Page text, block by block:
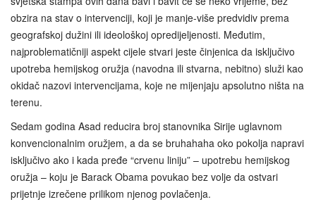
obzira na stav o intervenciji, koji je manje-više predvidiv prema
geografskoj dužini ili ideološkoj opredijeljenosti. Međutim,
najproblematičniji aspekt cijele stvari jeste činjenica da isključivo
upotreba hemijskog oružja (navodna ili stvarna, nebitno) služi kao
okidač nazovi intervencijama, koje ne mijenjaju apsolutno ništa na
terenu.
Sedam godina Asad reducira broj stanovnika Sirije uglavnom
konvencionalnim oružjem, a da se bruhahaha oko pokolja napravi
isključivo ako i kada pređe “crvenu liniju” – upotrebu hemijskog
oružja – koju je Barack Obama povukao bez volje da ostvari
prijetnje izrečene prilikom njenog povlačenja.